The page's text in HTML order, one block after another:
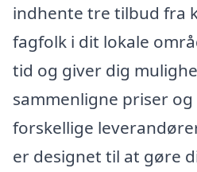
indhente tre tilbud fra
fagfolk i dit lokale
tid og giver dig
sammenligne priser
forskellige
er designet til at gøre